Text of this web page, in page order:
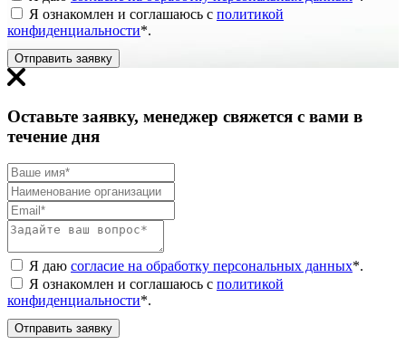
Я ознакомлен и соглашаюсь с политикой
конфиденциальности*.
Отправить заявку
Оставьте заявку, менеджер свяжется с вами в
течение дня
Я даю согласие на обработку персональных данных*.
Я ознакомлен и соглашаюсь с политикой
конфиденциальности*.
Отправить заявку